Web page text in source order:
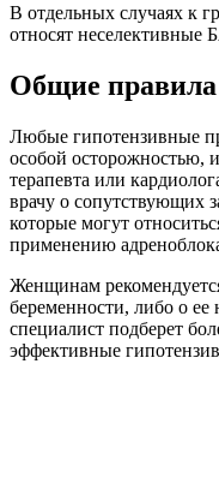
В отдельных случаях к
относят неселективные
Общие
Любые гипотензивные
особой осторожностью,
терапевта или
врачу о сопутствующих
которые могут
применению
Женщинам
беременности, либо о ее
специалист подберет
эффективные